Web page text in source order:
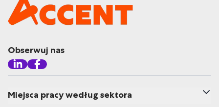
Obserwuj nas
Miejsca pracy według sektora